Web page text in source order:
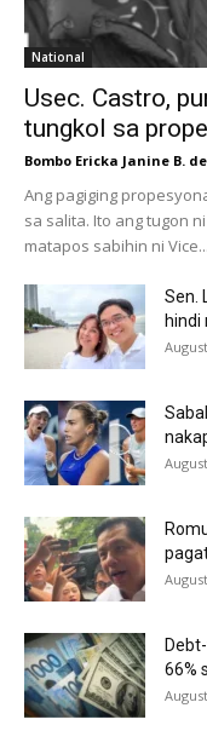
National
Usec. Castro,
tungkol sa
Bombo Ericka Janine B.
Ang pagiging
sa salita. Ito ang tugon
matapos sabihin ni Vice...
Sen.
hindi
66%